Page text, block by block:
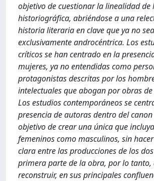
objetivo de cuestionar la linealidad
historiográfica, abriéndose a una
historia literaria en clave que ya no sea
exclusivamente androcéntrica. Los
críticos se han centrado en la
mujeres, ya no entendidas como
protagonistas descritas por los
intelectuales que abogan por obras
Los estudios contemporáneos se
presencia de autoras dentro del
objetivo de crear una única que
femeninos como masculinos, sin
clara entre las producciones de los
primera parte de la obra, por lo tanto,
reconstruir, en sus principales